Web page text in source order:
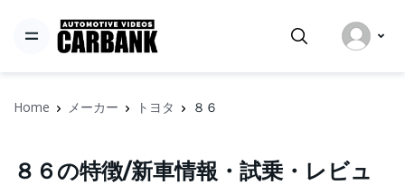
Home メーカー トヨタ ８６
８６の特徴/新車情報・試乗・レビュ